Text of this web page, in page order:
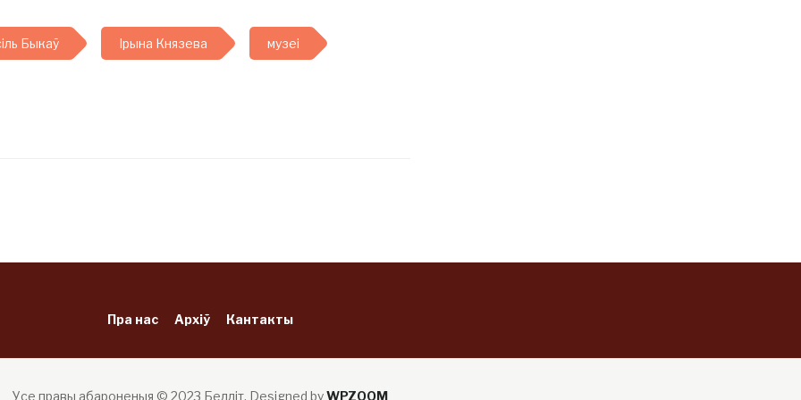
Быкаў Ірына Князева музеі
Пра нас Архіў Кантакты
Усе правы абароненыя © 2023 Белліт. Designed byWPZOOM